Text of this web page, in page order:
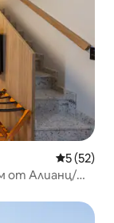
Средна
5 (52)
от Алианц/